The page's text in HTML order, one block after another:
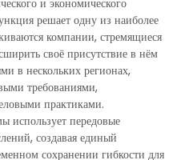
решает одну из наиболее
компании, стремящиеся
своё присутствие в нём
в нескольких регионах,
требованиями,
практиками.
использует передовые
создавая единый
сохранении гибкости для